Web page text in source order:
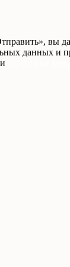
вы
данных и
и